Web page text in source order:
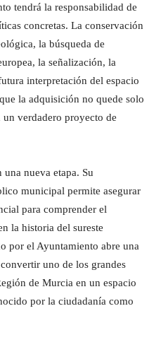
tendrá la responsabilidad de
concretas. La conservación
la búsqueda de
la señalización, la
interpretación del espacio
la adquisición no quede solo
verdadero proyecto de
nueva etapa. Su
municipal permite asegurar
para comprender el
la historia del sureste
por el Ayuntamiento abre una
uno de los grandes
de Murcia en un espacio
por la ciudadanía como